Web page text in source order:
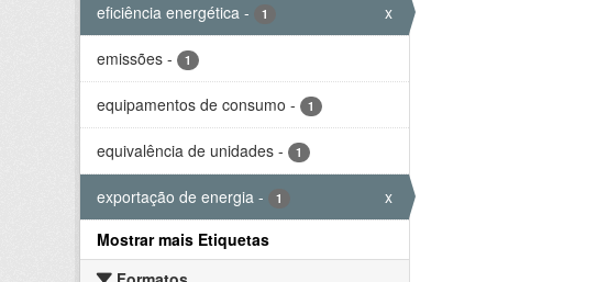
eficiência energética - 1 x
emissões - 1
equipamentos de consumo - 1
equivalência de unidades - 1
exportação de energia - 1
x
Mostrar mais Etiquetas